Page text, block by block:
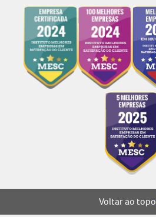
notebook acer aspire go 15
Voltar ao topo